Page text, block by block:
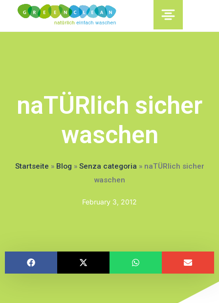
content
naTÜRlich sicher
waschen
Startseite » Blog » Senza categoria » naTÜRlich sicher
waschen
February 3, 2012